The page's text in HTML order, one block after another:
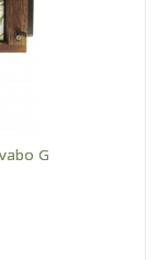
G